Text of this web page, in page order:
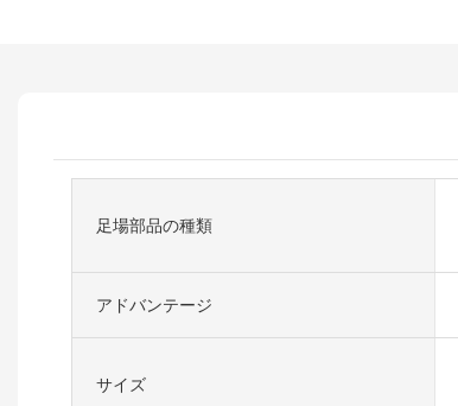
足場部品の種類
アドバンテージ
サイズ